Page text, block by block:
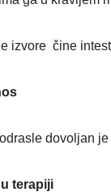
izvore čine
dovoljan
terapiji